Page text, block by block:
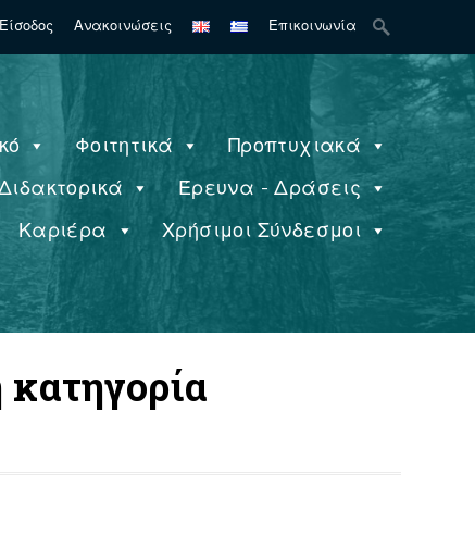
Είσοδος Ανακοινώσεις Επικοινωνία
Search
for:
Φοιτητικά
Προπτυχιακά
Έρευνα - Δράσεις
Καριέρα Χρήσιμοι Σύνδεσμοι